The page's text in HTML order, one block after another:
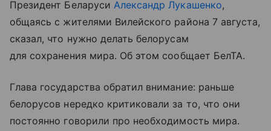
Президент Беларуси Александр Лукашенко,
общаясь с жителями Вилейского района 7 августа,
сказал, что нужно делать белорусам
для сохранения мира. Об этом сообщает БелТА.
Глава государства обратил внимание: раньше
белорусов нередко критиковали за то, что они
постоянно говорили про необходимость мира.